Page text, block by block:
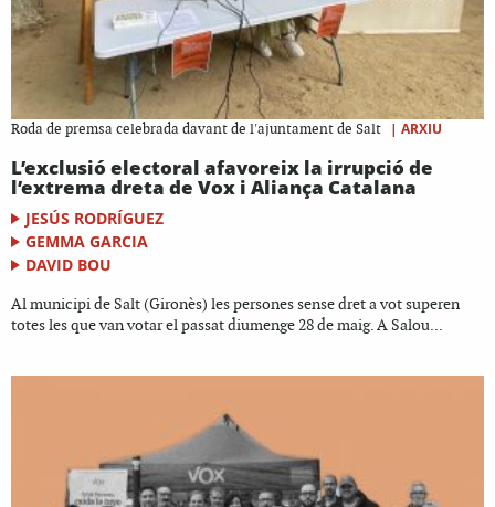
Roda de premsa celebrada davant de l'ajuntament de Salt | ARXIU
L’exclusió electoral afavoreix la irrupció de
l’extrema dreta de Vox i Aliança Catalana
JESÚS RODRÍGUEZ
GEMMA GARCIA
DAVID BOU
Al municipi de Salt (Gironès) les persones sense dret a vot superen
totes les que van votar el passat diumenge 28 de maig. A Salou...